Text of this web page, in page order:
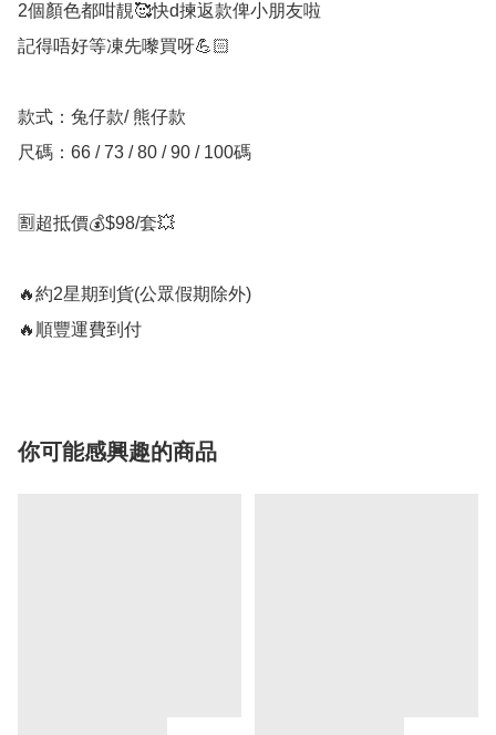
2個顏色都咁靚🥰快d揀返款俾小朋友啦
記得唔好等凍先嚟買呀💪🏻
款式：兔仔款/ 熊仔款
尺碼：66 / 73 / 80 / 90 / 100碼
🈹超抵價💰$98/套💥
🔥約2星期到貨(公眾假期除外)
🔥順豐運費到付
你可能感興趣的商品